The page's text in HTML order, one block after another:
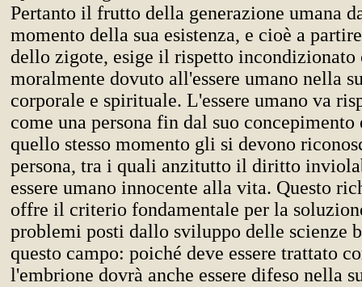
Pertanto il frutto della generazione umana
momento della sua esistenza, e cioè a
dello zigote, esige il rispetto incondizionato
moralmente dovuto all'essere umano nella
corporale e spirituale. L'essere umano va
come una persona fin dal suo concepimento
quello stesso momento gli si devono
persona, tra i quali anzitutto il diritto
essere umano innocente alla vita. Questo
offre il criterio fondamentale per la
problemi posti dallo sviluppo delle scienze
questo campo: poiché deve essere trattato
l'embrione dovrà anche essere difeso nella